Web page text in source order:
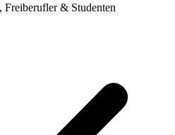
Freiberufler & Studenten